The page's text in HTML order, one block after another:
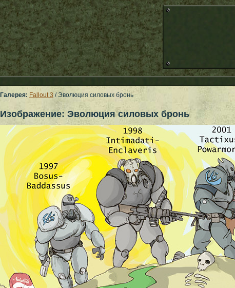
Галерея: Fallout 3 / Эволюция силовых бронь
Изображение: Эволюция силовых бронь